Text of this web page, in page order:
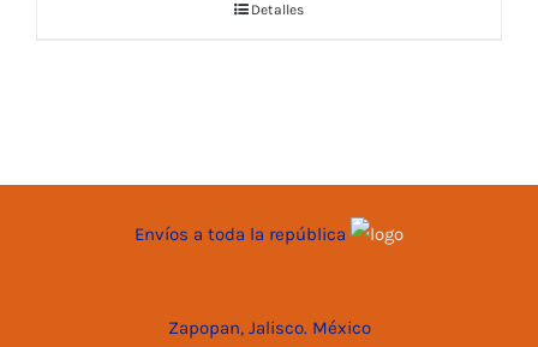
Detalles
Envíos a toda la república
Zapopan, Jalisco. México